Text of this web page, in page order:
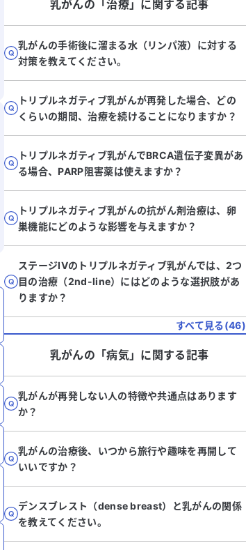
乳がんの「治療」に関する記事
乳がんの手術後に溜まる水（リンパ液）に対する
対策を教えてください。
トリプルネガティブ乳がんが再発した場合、どの
くらいの期間、治療を続けることになりますか？
トリプルネガティブ乳がんでBRCA遺伝子変異があ
る場合、PARP阻害薬は使えますか？
トリプルネガティブ乳がんの抗がん剤治療は、卵
巣機能にどのような影響を与えますか？
ステージIVのトリプルネガティブ乳がんでは、2つ
目の治療（2nd-line）にはどのような選択肢があ
りますか？
すべて見る(46)
乳がんの「病気」に関する記事
乳がんが再発しない人の特徴や共通点はあります
か？
乳がんの治療後、いつから旅行や趣味を再開して
いいですか？
デンスブレスト（dense breast）と乳がんの関係
を教えてください。